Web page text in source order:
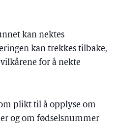
kan nektes
kan trekkes tilbake,
for å nekte
plikt til å opplyse om
og om fødselsnummer